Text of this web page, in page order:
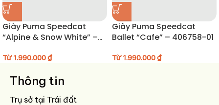
đang mặc đồ bụi bặm nhất. Thiết kế nặng tính tạo hình nên đi lên
outfit sẽ cực “đậm chất”, nhất là khi bạn theo đuổi gu thời trang Mỹ,
outdoor, hoặc lấy cảm hứng từ những bộ sưu tập runway pha chất
streetwear như ACG x Cav Empt.
HƯỚNG DẪN BẢO QUẢN GIÀY
Vệ sinh nhẹ nhàng bằng khăn ẩm và bàn chải mềm
Tránh dính nước mưa để bảo vệ da lộn và lớp đệm khí
Giày Puma Speedcat
“Alpine & Snow White” –
Từ1.990.000₫
Giày Puma Speedcat
Ballet “Cafe” – 406758-01
Từ1.990.000₫
Thông tin
Trụ sở tại Trái đất